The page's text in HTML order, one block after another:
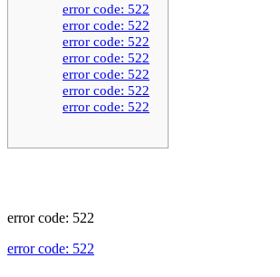
error code: 522
error code: 522
error code: 522
error code: 522
error code: 522
error code: 522
error code: 522
error code: 522
error code: 522